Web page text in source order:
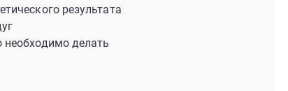
результата
делать